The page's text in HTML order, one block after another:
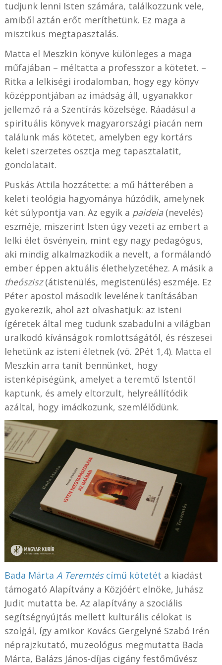
tudjunk lenni Isten számára, találkozzunk vele,
amiből aztán erőt meríthetünk. Ez maga a
misztikus megtapasztalás.
Matta el Meszkin könyve különleges a maga
műfajában – méltatta a professzor a kötetet. –
Ritka a lelkiségi irodalomban, hogy egy könyv
középpontjában az imádság áll, ugyanakkor
jellemző rá a Szentírás közelsége. Ráadásul a
spirituális könyvek magyarországi piacán nem
találunk más kötetet, amelyben egy kortárs
keleti szerzetes osztja meg tapasztalatit,
gondolatait.
Puskás Attila hozzátette: a mű hátterében a
keleti teológia hagyománya húzódik, amelynek
két súlypontja van. Az egyik a paideia(nevelés)
eszméje, miszerint Isten úgy vezeti az embert a
lelki élet ösvényein, mint egy nagy pedagógus,
aki mindig alkalmazkodik a nevelt, a formálandó
ember éppen aktuális élethelyzetéhez. A másik a
theószisz(átistenülés, megistenülés) eszméje. Ez
Péter apostol második levelének tanításában
gyökerezik, ahol azt olvashatjuk: az isteni
ígéretek által meg tudunk szabadulni a világban
uralkodó kívánságok romlottságától, és részesei
lehetünk az isteni életnek (vö. 2Pét 1,4). Matta el
Meszkin arra tanít bennünket, hogy
istenképiségünk, amelyet a teremtő Istentől
kaptunk, és amely eltorzult, helyreállítódik
azáltal, hogy imádkozunk, szemlélődünk.
Bada Márta A Teremtés című kötetét a kiadást
támogató Alapítvány a Közjóért elnöke, Juhász
Judit mutatta be. Az alapítvány a szociális
segítségnyújtás mellett kulturális célokat is
szolgál, így amikor Kovács Gergelyné Szabó Irén
néprajzkutató, muzeológus megmutatta Bada
Márta, Balázs János-díjas cigány festőművész